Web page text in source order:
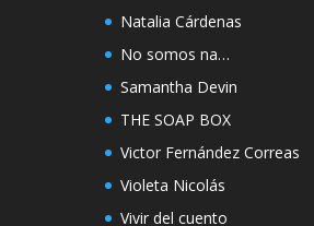
Natalia Cárdenas
No somos na…
Samantha Devin
THE SOAP BOX
Victor Fernández Correas
Violeta Nicolás
Vivir del cuento